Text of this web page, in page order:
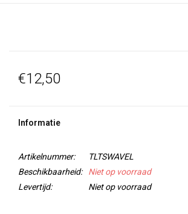
€12,50
Informatie
Artikelnummer:
TLTSWAVEL
Beschikbaarheid:
Niet op voorraad
Levertijd:
Niet op voorraad